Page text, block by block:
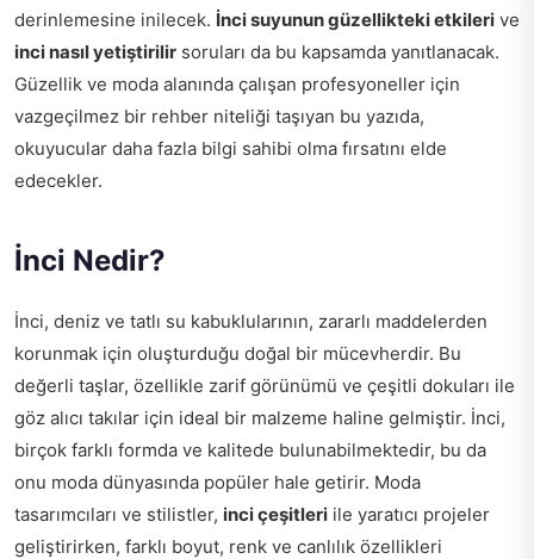
derinlemesine inilecek. İnci suyunun güzellikteki etkileri ve
inci nasıl yetiştirilir soruları da bu kapsamda yanıtlanacak.
Güzellik ve moda alanında çalışan profesyoneller için
vazgeçilmez bir rehber niteliği taşıyan bu yazıda,
okuyucular daha fazla bilgi sahibi olma fırsatını elde
edecekler.
İnci Nedir?
İnci, deniz ve tatlı su kabuklularının, zararlı maddelerden
korunmak için oluşturduğu doğal bir mücevherdir. Bu
değerli taşlar, özellikle zarif görünümü ve çeşitli dokuları ile
göz alıcı takılar için ideal bir malzeme haline gelmiştir. İnci,
birçok farklı formda ve kalitede bulunabilmektedir, bu da
onu moda dünyasında popüler hale getirir. Moda
tasarımcıları ve stilistler, inci çeşitleri ile yaratıcı projeler
geliştirirken, farklı boyut, renk ve canlılık özellikleri